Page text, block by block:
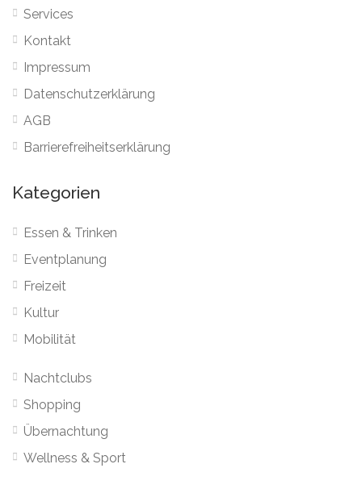
Services
Kontakt
Impressum
Datenschutzerklärung
AGB
Barrierefreiheitserklärung
Kategorien
Essen & Trinken
Eventplanung
Freizeit
Kultur
Mobilität
Nachtclubs
Shopping
Übernachtung
Wellness & Sport